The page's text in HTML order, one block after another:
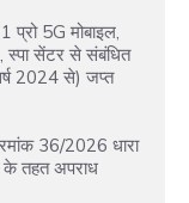
स्पा सेंटर से संबंधित
2024 से) जप्त
के तहत अपराध